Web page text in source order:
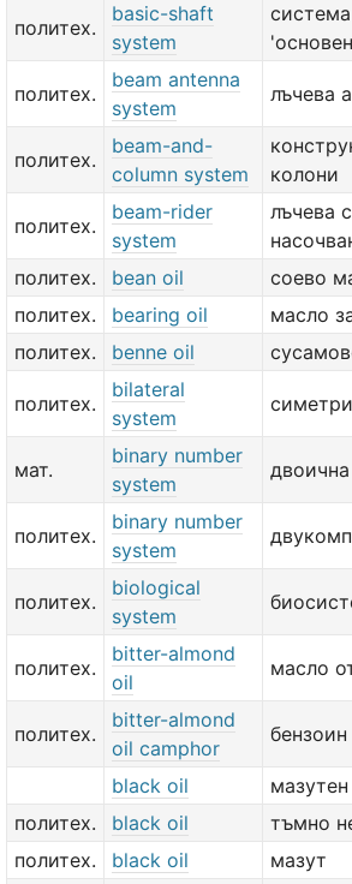
политех.
basic-shaft
system
политех.
beam antenna
system
лъчева
политех.
beam-and-
column system
колони
политех.
beam-rider
system
лъчева
политех.
bean oil
соево
политех.
bearing oil
масло
политех.
benne oil
политех.
bilateral
system
мат.
binary number
system
политех.
binary number
system
политех.
biological
system
политех.
bitter-almond
oil
масло
политех.
bitter-almond
oil camphor
бензоин
black oil
мазутен
политех.
black oil
тъмно
политех.
black oil мазут